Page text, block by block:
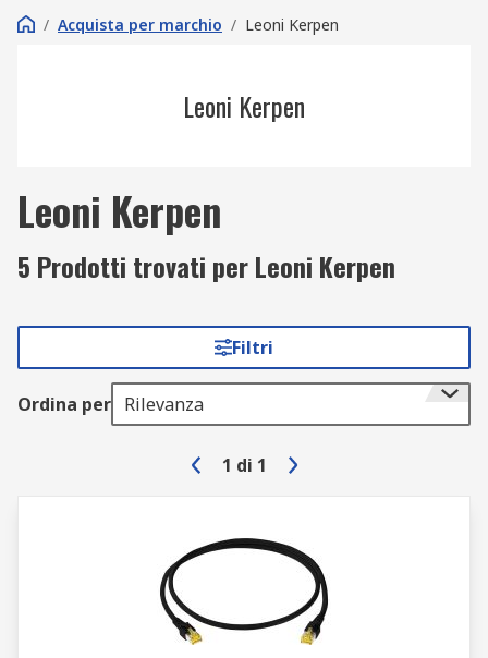
/ Acquista per marchio / Leoni Kerpen
Leoni Kerpen
Leoni Kerpen
5 Prodotti trovati per Leoni Kerpen
Filtri
Ordina per Rilevanza
1 di 1